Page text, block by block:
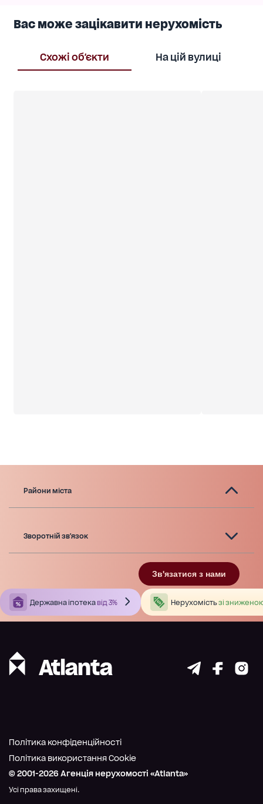
Вас може зацікавити нерухомість
Схожі об'єкти На цій вулиці
Райони міста
Зворотній зв'язок
Зв'язатися з нами
Державна іпотека від 3% Нерухомістьзі
© 2001-2026 Агенція нерухомості «Atlanta»
Усі права захищені.
Політика конфіденційності
Політика використання Cookie